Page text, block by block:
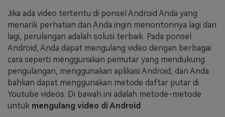
FAQs Hubungi Kami
Tips & Tutorial AI
Postingan Terbaru
Jelajahi Lebih Banyak >>
Masuk
Berkreasi dengan AI
Jika ada video tertentu di ponsel Android Anda yang
menarik perhatian dan Anda ingin menontonnya lagi dan
lagi, perulangan adalah solusi terbaik. Pada ponsel
Android, Anda dapat mengulang video dengan berbagai
cara seperti menggunakan pemutar yang mendukung
pengulangan, menggunakan aplikasi Android, dan Anda
bahkan dapat menggunakan metode daftar putar di
Youtube videos. Di bawah ini adalah metode-metode
untuk mengulang video di Android